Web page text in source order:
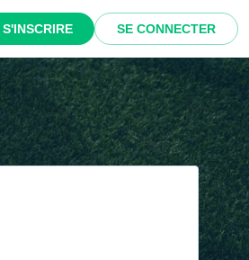
S'INSCRIRE SE CONNECTER